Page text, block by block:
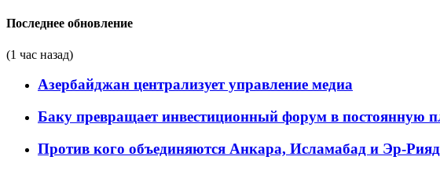
Последнее обновление
(1 час назад)
Азербайджан централизует управление медиа
Баку превращает инвестиционный форум в постоянную
Против кого объединяются Анкара, Исламабад и Эр-